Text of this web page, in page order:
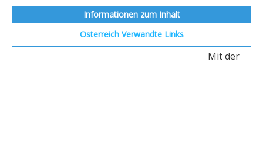
Informationen zum Inhalt
OsterreichVerwandte Links
Mit der